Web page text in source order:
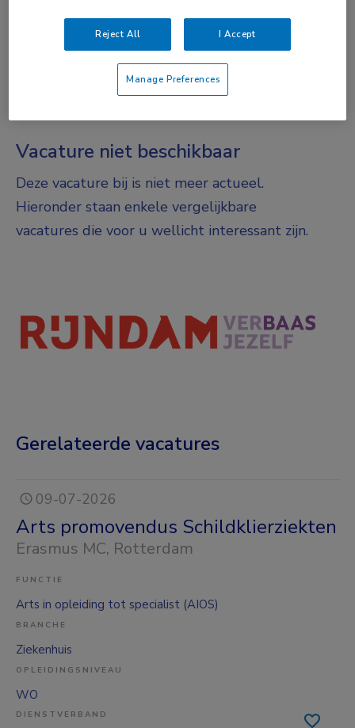
Niet nader bepaald
Vacature niet beschikbaar
Deze vacature bij is niet meer actueel.
Hieronder staan enkele vergelijkbare
vacatures die voor u wellicht interessant zijn.
Gerelateerde vacatures
09-07-2026
Arts promovendus Schildklierziekten
Erasmus MC, Rotterdam
FUNCTIE
Arts in opleiding tot specialist (AIOS)
BRANCHE
Ziekenhuis
OPLEIDINGSNIVEAU
WO
DIENSTVERBAND
Reject All I Accept
Manage Preferences